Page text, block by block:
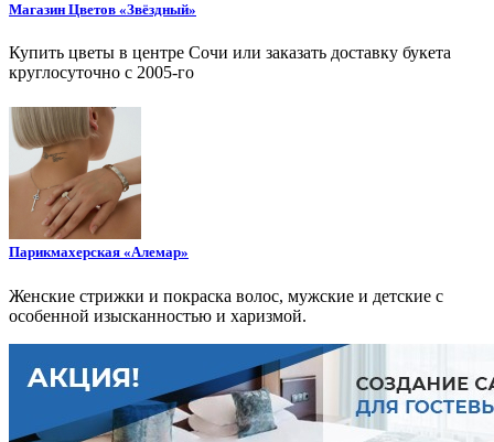
Магазин Цветов «Звёздный»
Купить цветы в центре Сочи или заказать доставку букета
круглосуточно с 2005-го
Парикмахерская «Алемар»
Женские стрижки и покраска волос, мужские и детские с
особенной изысканностью и харизмой.